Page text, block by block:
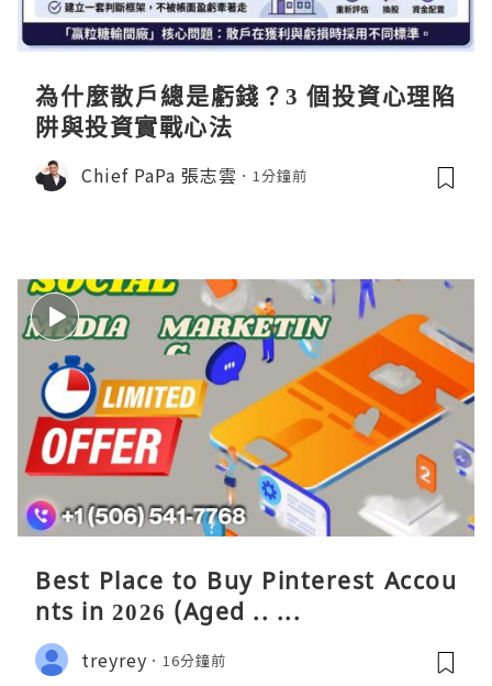
為什麼散戶總是虧錢？3 個投資心理陷
阱與投資實戰心法
Chief PaPa 張志雲 1分鐘前
Best Place to Buy Pinterest Accou
nts in 2026 (Aged .. ...
treyrey 16分鐘前